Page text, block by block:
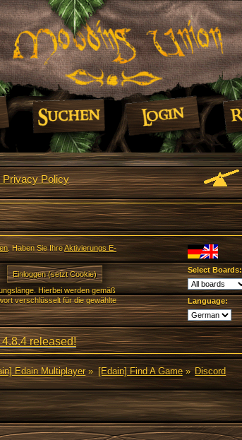
Privacy Policy
. Haben Sie IhreAktivierungs E-
Hierbei werden gemäß
verschlüsselt für die gewählte
Select Boards:
Language:
released!
Edain Multiplayer» [Edain] Find A Game» Discord